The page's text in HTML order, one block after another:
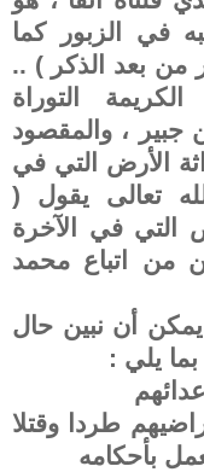
في الزبور كما
من بعد الذكر ) ..
التوراة
جبير ، والمقصود
الأرض التي في
تعالى يقول (
التي في الآخرة
من اتباع محمد
أن نبين حال
يلي :
طردا وقتلا
بأحكامه